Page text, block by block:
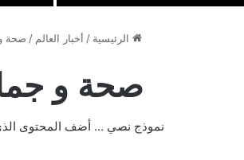
الرئيسية / أخبار العالم / صحة
صحة و
نموذج نصي … أضف المحتوى الذي